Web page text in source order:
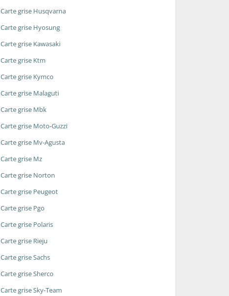
Carte grise Husqvarna
Carte grise Hyosung
Carte grise Kawasaki
Carte grise Ktm
Carte grise Kymco
Carte grise Malaguti
Carte grise Mbk
Carte grise Moto-Guzzi
Carte grise Mv-Agusta
Carte grise Mz
Carte grise Norton
Carte grise Peugeot
Carte grise Pgo
Carte grise Polaris
Carte grise Rieju
Carte grise Sachs
Carte grise Sherco
Carte grise Sky-Team